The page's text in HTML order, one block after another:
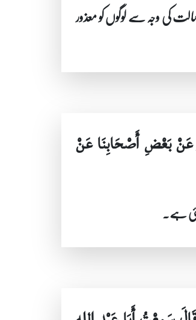
کی وجہ سے لوگوں کو معذور
بَعْضِ أَصْحَابِنَا عَنْ
ہے۔